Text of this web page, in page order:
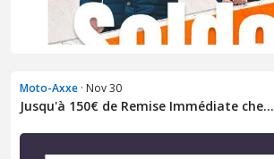
Moto-Axxe · Nov 30
Jusqu'à 150€ de Remise Immédiate che...